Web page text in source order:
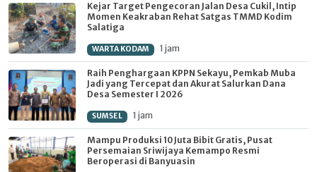
Kejar Target Pengecoran Jalan Desa Cukil, Intip
Momen Keakraban Rehat Satgas TMMD Kodim
Salatiga
WARTA KODAM 1 jam
Raih Penghargaan KPPN Sekayu, Pemkab Muba
Jadi yang Tercepat dan Akurat Salurkan Dana
Desa Semester I 2026
SUMSEL 1 jam
Mampu Produksi 10 Juta Bibit Gratis, Pusat
Persemaian Sriwijaya Kemampo Resmi
Beroperasi di Banyuasin